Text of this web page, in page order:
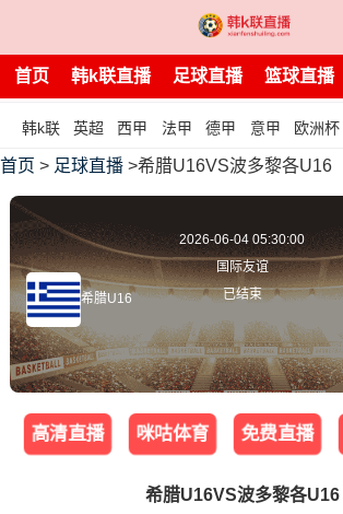
首页 韩k联直播 足球直播 篮球直播
韩k联 英超 西甲 法甲 德甲 意甲 欧洲杯
首页 > 足球直播 >希腊U16VS波多黎各U16
希腊U16
2026-06-04 05:30:00
国际友谊
已结束
高清直播 咪咕体育 免费直播
希腊U16VS波多黎各U16